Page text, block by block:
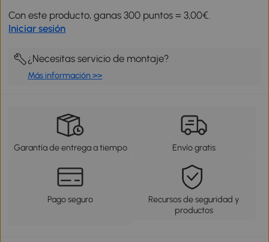
Con este producto, ganas 300 puntos = 3,00€.
Iniciar sesión
¿Necesitas servicio de montaje?
Más información >>
Garantía de entrega a tiempo Envío gratis
Pago seguro
Recursos de seguridad y
productos